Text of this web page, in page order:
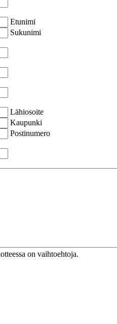
Etunimi
Sukunimi
Lähiosoite
Kaupunki
Postinumero
on vaihtoehtoja.